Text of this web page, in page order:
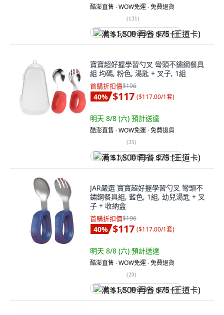
酷澎直售 ∙ WOW免運 ∙ 免費退貨
(131)
满 $1,500 再省 $75 (王道卡)
寶寶超好握學習勺叉 彎頭不鏽鋼餐具
組 均碼, 粉色, 湯匙 + 叉子, 1組
首購折扣價$196
40% $117 ($117.00/1套)
明天 8/8 (六) 預計送達
酷澎直售 ∙ WOW免運 ∙ 免費退貨
(35)
满 $1,500 再省 $75 (王道卡)
JAR嚴選 寶寶超好握學習勺叉 彎頭不
鏽鋼餐具組, 藍色, 1組, 幼兒湯匙 + 叉
子 + 收納盒
首購折扣價$196
40% $117 ($117.00/1套)
明天 8/8 (六) 預計送達
酷澎直售 ∙ WOW免運 ∙ 免費退貨
(20)
满 $1,500 再省 $75 (王道卡)